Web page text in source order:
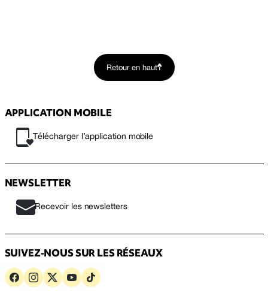
Retour en haut
APPLICATION MOBILE
Télécharger l’application mobile
NEWSLETTER
Recevoir les newsletters
SUIVEZ-NOUS SUR LES RÉSEAUX